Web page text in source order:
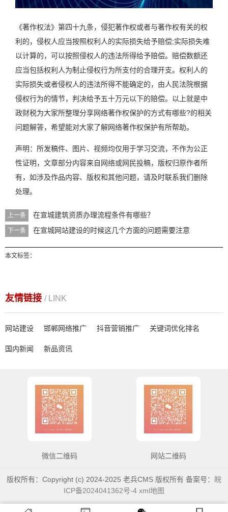
《著作权法》第四十九条，侵犯著作权或者与著作权有关的权
利的，侵权人应当按照权利人的实际损失给予赔偿;实际损失难
以计算的，可以按照侵权人的违法所得给予赔偿。赔偿数额还
应当包括权利人为制止侵权行为所支付的合理开支。权利人的
实际损失或者侵权人的违法所得不能确定的，由人民法院根据
侵权行为的情节，判决给予五十万元以下的赔偿。以上就是中
政财税为大家所整理分享网络著作权保护的方式有哪些?的相关
问题解答，希望能对大家了解网络著作权保护有所帮助。
声明：所发稿件、图片、视频均仅用于学习交流，不作为公正
性证明，文章部分内容来自网络或网民投稿，版权归原作者所
有，如涉及作品内容、版权和其他问题，请及时联系我们删除
处理。
上一条 在宣城建筑资质办理流程条件有哪些？
下一条 在宣城网站建设的时候这几个方面的问题需要注意
本文标签：
友情链接 / LINK
网站建设 邯郸网络推广 抖音营销推广 关键词优化排名
国内新闻 新品资讯
微信二维码 网站二维码
版权所有：Copyright (c) 2024-2025 老兵CMS 版权所有 备案号： 皖
ICP备2024041362号-4 xml地图